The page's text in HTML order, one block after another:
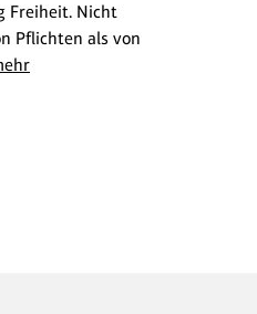
Freiheit. Nicht
Pflichten als von